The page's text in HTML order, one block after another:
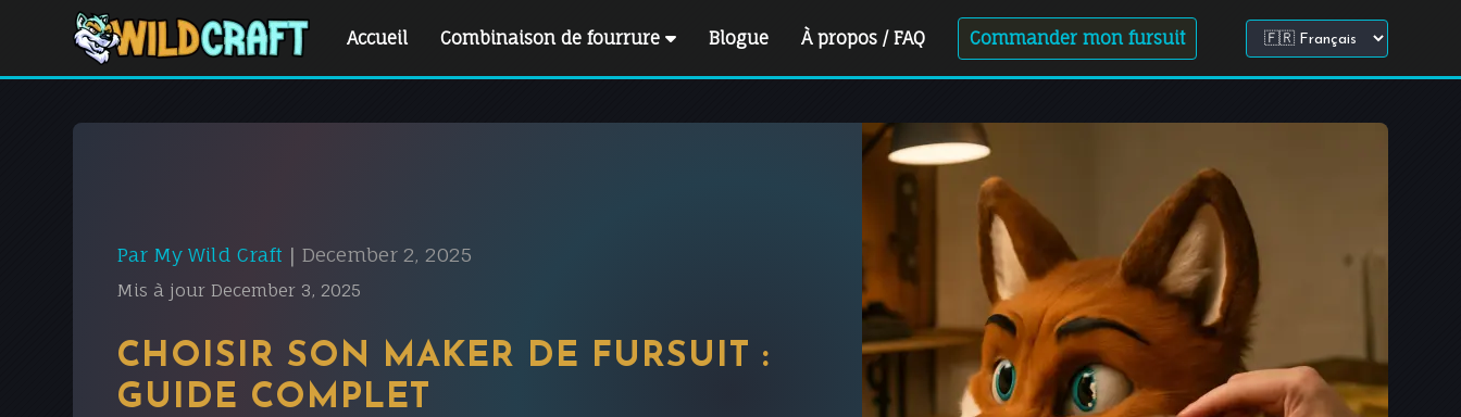
Accueil Combinaison de fourrure Blogue À propos / FAQ Commander mon fursuit
Choisir la langue du site
Par My Wild Craft December 2, 2025
Mis à jour December 3, 2025
CHOISIR SON MAKER DE FURSUIT :
GUIDE COMPLET